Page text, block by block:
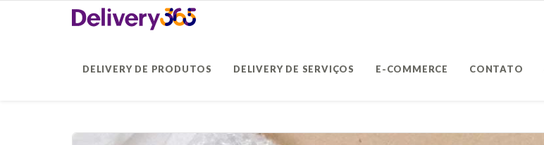
DELIVERY DE PRODUTOS DELIVERY DE SERVIÇOS E-COMMERCE CONTATO